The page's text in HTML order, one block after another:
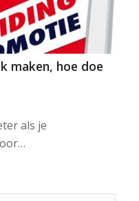
maken, hoe doe
als je